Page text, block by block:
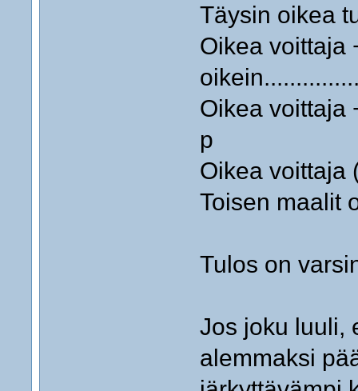
Täysin oikea
Oikea voittaja
Oikea voittaja
p
Oikea voittaja
Toisen maalit
Tulos on
Jos joku luuli,
alemmaksi